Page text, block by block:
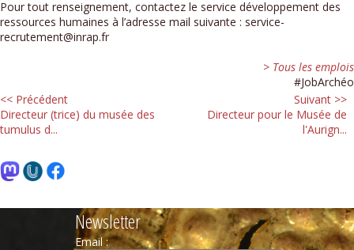
Pour tout renseignement, contactez le service développement des
ressources humaines à l’adresse mail suivante : service-
recrutement@inrap.fr
> Tous les emplois
#JobArchéo
<< Précédent
Directeur (trice) du musée des
tumulus d...
Suivant >>
Directeur pour le Musée de
l'Aurign...
Newsletter
Email :